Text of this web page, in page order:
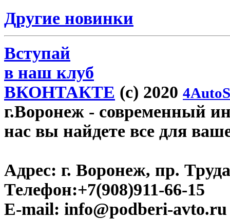
Другие новинки
Вступай
в наш клуб
ВКОНТАКТЕ (c) 2020
г.Воронеж - современный
нас вы найдете все для
Адрес: г. Воронеж, пр.
Телефон:+7(908)911-66-15
E-mail: info@podberi-avto.ru